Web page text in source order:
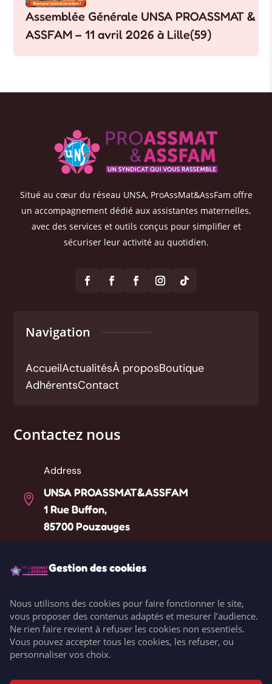
Assemblée Générale UNSA PROASSMAT &
ASSFAM – 11 avril 2026 à Lille(59)
Situé au cœur du réseau UNSA, ProAssMat&AssFam offre
un accompagnement dédié aux assistantes maternelles,
avec des services et outils conçus pour simplifier et
sécuriser leur activité au quotidien.
Navigation
AccueilActualitésÀ proposBoutique
AdhérentsContact
Contactez nous

Address
UNSA PROASSMAT&ASSFAM
1 Rue Buffon,
85700 Pouzauges


Email
contact@unsaproassmat.org
Gestion des cookies
Nous utilisons des cookies pour faire fonctionner le site,
vous proposer des contenus adaptés et mesurer l’audience.
Ne rien faire revient à refuser les cookies non essentiels.
Vous pouvez accepter tous les cookies, les refuser, ou
personnaliser vos choix.